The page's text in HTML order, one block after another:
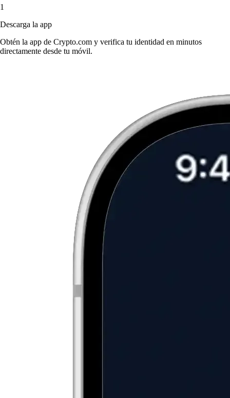
1
Descarga la app
Obtén la app de Crypto.com y verifica tu identidad en minutos
directamente desde tu móvil.